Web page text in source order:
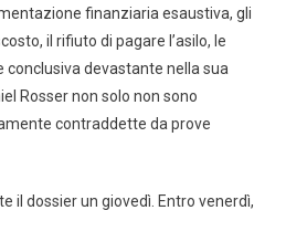
finanziaria esaustiva, gli
il rifiuto di pagare l’asilo, le
devastante nella sua
Rosser non solo non sono
contraddette da prove
il dossier un giovedì. Entro venerdì,